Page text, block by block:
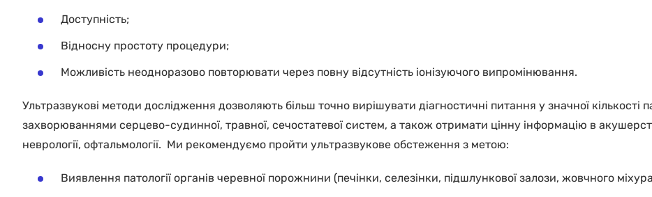
Доступність;
Відносну простоту процедури;
Можливість неодноразово повторювати через повну відсутність іонізуючого випромінювання.
Ультразвукові методи дослідження дозволяють більш точно вирішувати діагностичні питання у значної кількості
захворюваннями серцево-судинної, травної, сечостатевої систем, а також отримати цінну інформацію в акушерстві,
неврології, офтальмології. Ми рекомендуємо пройти ультразвукове обстеження з метою:
Виявлення патології органів черевної порожнини (печінки, селезінки, підшлункової залози, жовчного